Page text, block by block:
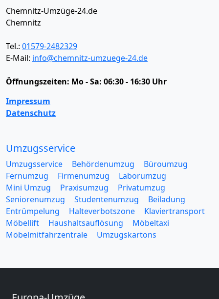
Chemnitz-Umzüge-24.de
Chemnitz
Tel.: 01579-2482329
E-Mail: info@chemnitz-umzuege-24.de
Öffnungszeiten: Mo - Sa: 06:30 - 16:30 Uhr
Impressum
Datenschutz
Umzugsservice
Umzugsservice Behördenumzug
Büroumzug
Fernumzug
Firmenumzug
Laborumzug
Mini Umzug
Praxisumzug
Privatumzug
Seniorenumzug
Studentenumzug
Beiladung
Entrümpelung
Halteverbotszone
Klaviertransport
Möbellift
Haushaltsauflösung
Möbeltaxi
Möbelmitfahrzentrale
Umzugskartons